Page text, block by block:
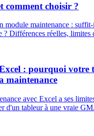
comment choisir ?
module maintenance :
Différences réelles, limites
: pourquoi votre
maintenance
avec Excel a ses
d'un tableur à une vraie